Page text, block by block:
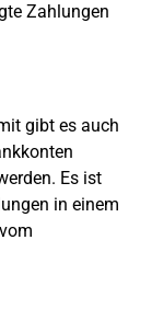
Zahlungen
gibt es auch
Es ist
in einem